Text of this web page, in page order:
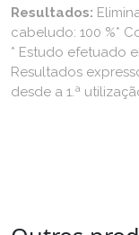
Resultados:
cabeludo: 100 %*
* Estudo efetuado
Resultados
desde a 1.ª